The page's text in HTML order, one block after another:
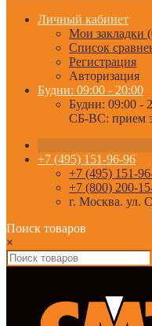
Личный кабинет
Мои закладки
Список
Регистрация
Авторизация
Будни: 09:00 - 20:00
Будни: 09:00 -
СБ-ВС: прием
+7 (495) 151-96-96
+7 (495) 151-
+7 (800) 200-
г. Москва. ул.
Поиск товаров
×